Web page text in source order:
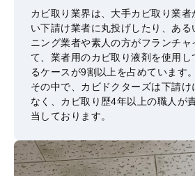
カビ取り業界は、大手カビ取り業者
い下請け業者に丸投げしたり、ある
ニング業者や素人の方がフランチャ
て、業者用のカビ取り液剤を使用し
るケースが9割以上を占めています。
その中で、カビドクターズは下請け
なく、カビ取り歴4年以上の職人が
当しております。